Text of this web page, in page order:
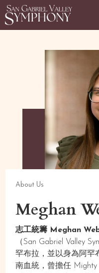
About Us
Meghan
志工統籌 Meghan
（San Gabriel Valley
罕布拉，並以身為阿罕
南血統，曾擔任